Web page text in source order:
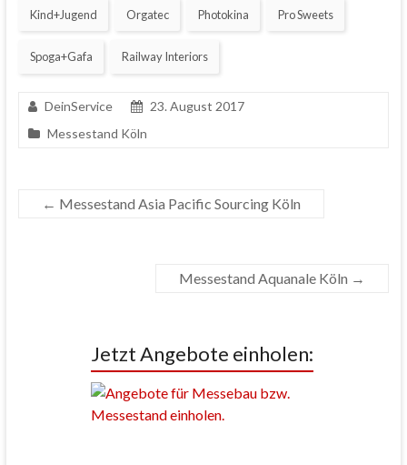
Kind+Jugend Orgatec Photokina Pro Sweets
Spoga+Gafa Railway Interiors
DeinService
23. August 2017
Messestand Köln
← Messestand Asia Pacific Sourcing Köln
Messestand Aquanale Köln →
Jetzt Angebote einholen: